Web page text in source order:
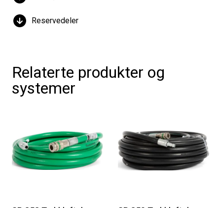
Reservedeler
Relaterte produkter og
systemer